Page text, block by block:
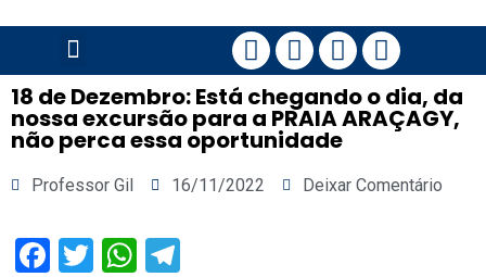
18 de Dezembro: Está chegando o dia, da
nossa excursão para a PRAIA ARAÇAGY,
não perca essa oportunidade
Professor Gil 16/11/2022 Deixar Comentário
Facebook
TwitterWhatsApp